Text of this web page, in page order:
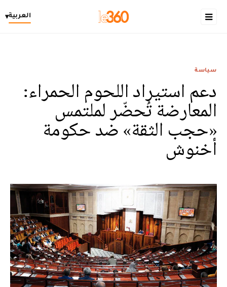
العربية▾
سياسة
دعم استيراد اللحوم الحمراء:
المعارضة تُحضّر لملتمس
«حجب الثقة» ضد حكومة
أخنوش